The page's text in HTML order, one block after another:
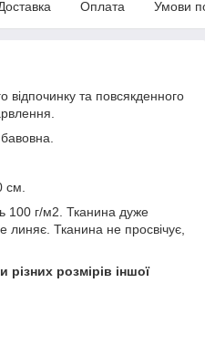
Оплата Умови
відпочинку та повсякденного
см.
100 г/м2. Тканина дуже
линяє. Тканина не просвічує,
різних розмірів іншої